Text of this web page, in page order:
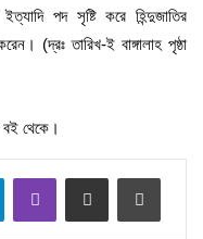
পদ সৃষ্টি করে হিন্দুজাতির
(দ্রঃ তারিখ-ই বাঙ্গালাহ পৃষ্ঠা
বই থেকে।
TelegramViber Share via Email Print